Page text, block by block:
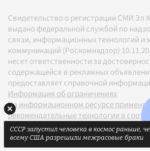
Свидетельство о регистрации СМИ Эл
выдано федеральной службой по
связи, информационных технологий и
коммуникаций (Роскомнадзор)
несет ответственности за
содержащейся в рекламных
предоставляет справочной
Информация об ограничениях
На информационном ресурсе
рекомендательные технологии в
Правилами
18+
СССР запустил человека в космос раньше,
всему США разрешили межрасовые браки